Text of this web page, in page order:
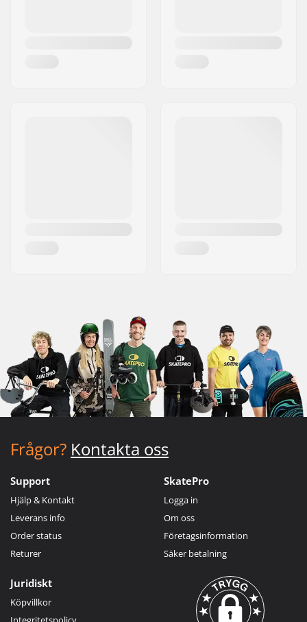
Frågor? Kontakta oss
Support
Hjälp & Kontakt
Leverans info
Order status
Returer
SkatePro
Logga in
Om oss
Företagsinformation
Säker betalning
Juridiskt
Köpvillkor